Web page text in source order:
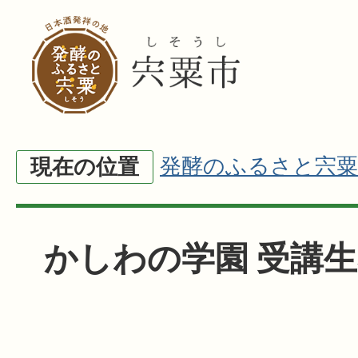
現在の位置 発酵のふるさと宍粟
かしわの学園 受講